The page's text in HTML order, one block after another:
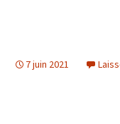
7 juin 2021